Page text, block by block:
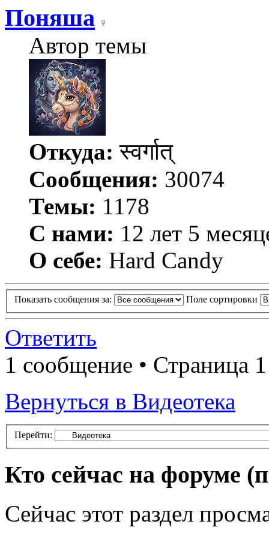
Поняша
Автор темы
Откуда: स्वर्गात्
Сообщения: 30074
Темы: 1178
С нами: 12 лет 5
О себе: Hard Candy
Показать сообщения за: Поле сортировки
Ответить
1 сообщение • Страница
Вернуться в Видеотека
Перейти:
Кто сейчас на форуме
Сейчас этот раздел